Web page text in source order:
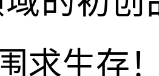
求生存